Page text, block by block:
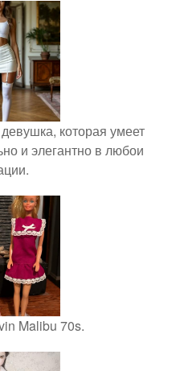
которая умеет
и элегантно в любои
Malibu 70s.